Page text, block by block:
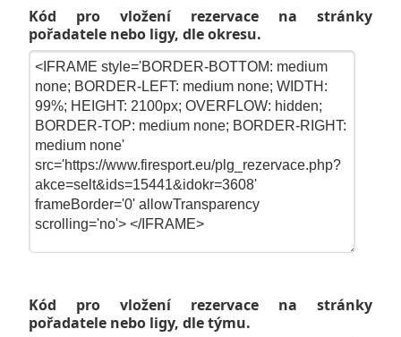
Kód pro vložení rezervace na stránky
pořadatele nebo ligy, dle okresu.
Kód pro vložení rezervace na stránky
pořadatele nebo ligy, dle týmu.